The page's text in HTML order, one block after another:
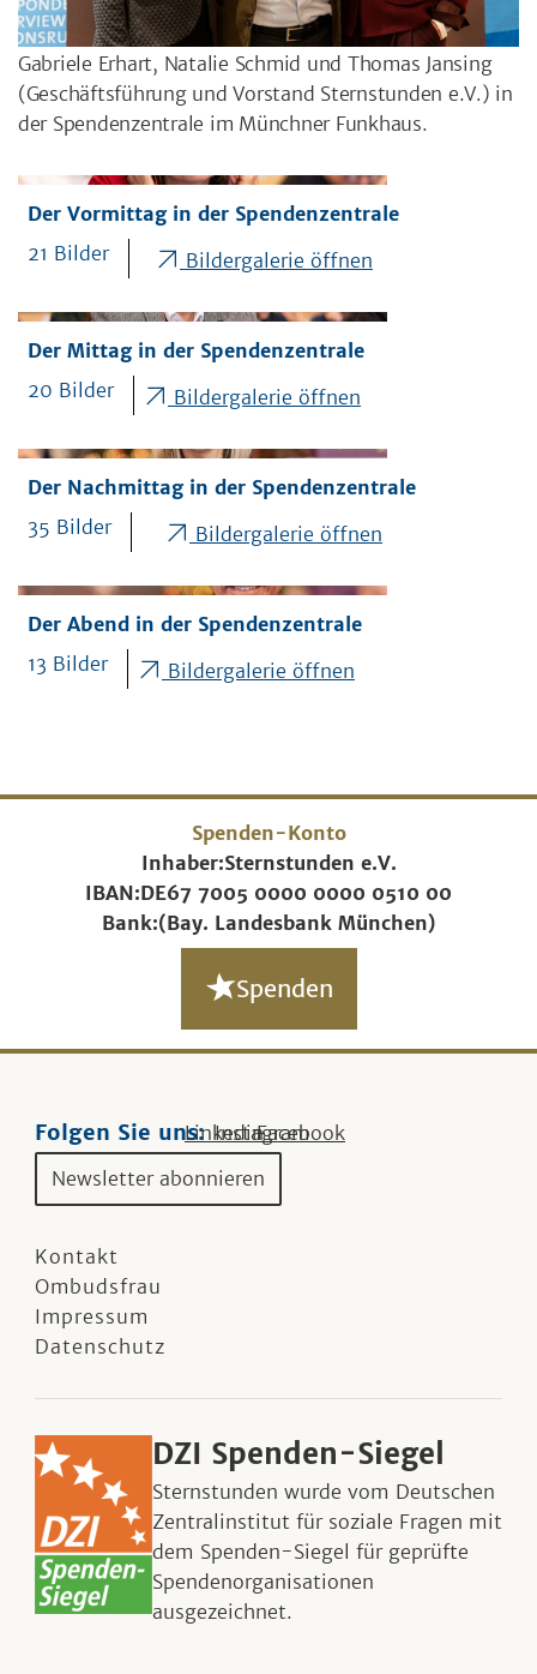
Gabriele Erhart, Natalie Schmid und Thomas Jansing
(Geschäftsführung und Vorstand Sternstunden e.V.) in
der Spendenzentrale im Münchner Funkhaus.
Der Vormittag in der Spendenzentrale
21 Bilder
Bildergalerie öffnen
Der Mittag in der Spendenzentrale
20 Bilder
Bildergalerie öffnen
Der Nachmittag in der Spendenzentrale
35 Bilder
Bildergalerie öffnen
Der Abend in der Spendenzentrale
13 Bilder
Bildergalerie öffnen
Spenden-Konto
Inhaber:Sternstunden e.V.
IBAN:DE67 7005 0000 0000 0510 00
Bank:(Bay. Landesbank München)
Spenden
Folgen Sie uns:Linkedin
Instagram
Facebook
Newsletter abonnieren
Kontakt
Ombudsfrau
Impressum
Datenschutz
DZI Spenden-Siegel
Sternstunden wurde vom Deutschen
Zentralinstitut für soziale Fragen mit
dem Spenden-Siegel für geprüfte
Spendenorganisationen
ausgezeichnet.